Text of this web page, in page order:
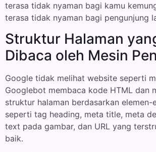
terasa tidak nyaman bagi kamu
terasa tidak nyaman bagi pengunjung
Struktur Halaman
Dibaca oleh Mesin
Google tidak melihat website seperti
Googlebot membaca kode HTML dan
struktur halaman berdasarkan elemen-
seperti tag heading, meta title, meta
text pada gambar, dan URL yang
baik.